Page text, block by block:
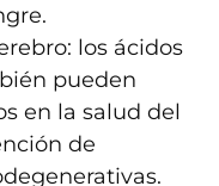
los ácidos
pueden
en la salud del
de